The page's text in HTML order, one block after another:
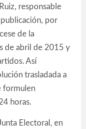
responsable
por
de la
de abril de 2015 y
Así
trasladada a
formulen
horas.
Electoral, en